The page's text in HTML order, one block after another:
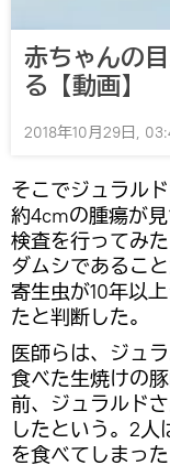
赤ちゃんの
る【動画】
2018年10月29日,
そこでジュラル
約4cmの腫瘍が
検査を行ってみ
ダムシであるこ
寄生虫が10年以
たと判断した。
医師らは、ジュ
食べた生焼けの
前、ジュラルド
したという。2人
を食べてしまった